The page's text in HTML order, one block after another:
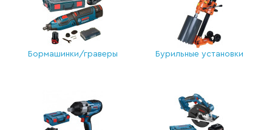
Бормашинки/граверы Бурильные установки